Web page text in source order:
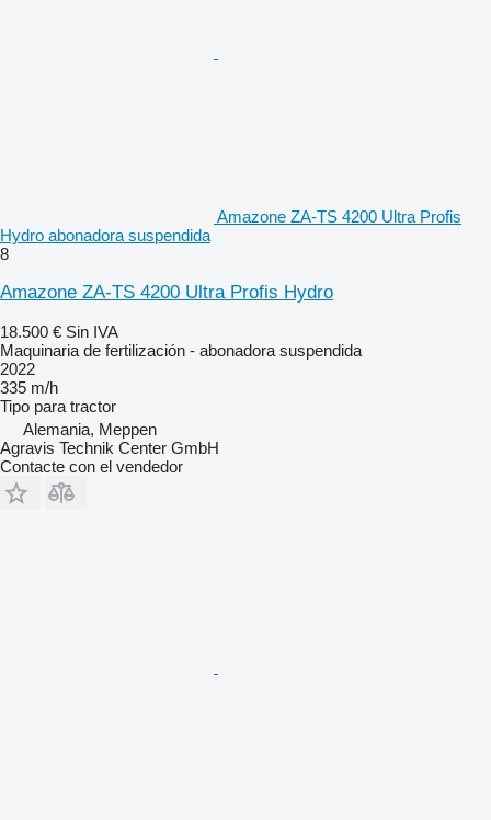
Amazone ZA-TS 4200 Ultra Profis
Hydro abonadora suspendida
8
Amazone ZA-TS 4200 Ultra Profis Hydro
18.500 € Sin IVA
Maquinaria de fertilización - abonadora suspendida
2022
335 m/h
Tipo para tractor
Alemania, Meppen
Agravis Technik Center GmbH
Contacte con el vendedor